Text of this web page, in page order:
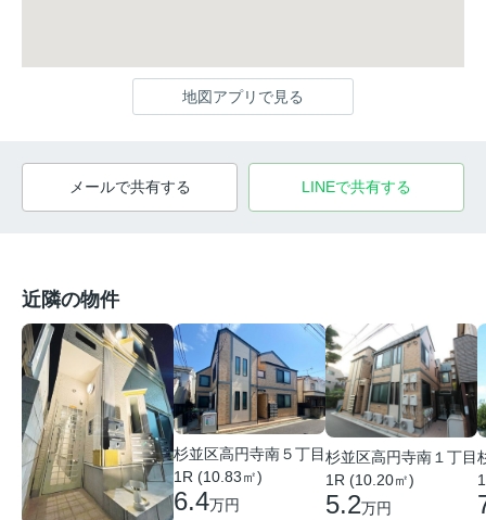
地図アプリで見る
メールで共有する LINEで共有する
近隣の物件
杉並区高円寺南５丁目
1R (10.83㎡)
6.4万円
杉並区高円寺南１丁目
1R (10.20㎡)
5.2万円